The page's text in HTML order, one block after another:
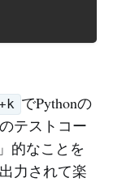
でPythonの
テストコー
的なことを
力されて楽